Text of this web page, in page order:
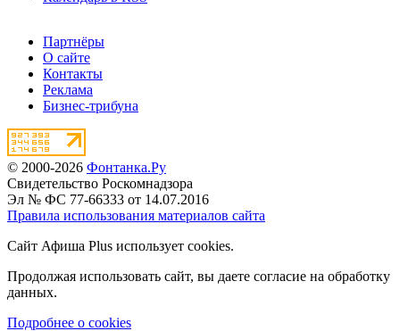
Партнёры
О сайте
Контакты
Реклама
Бизнес-трибуна
© 2000-2026 Фонтанка.Ру
Свидетельство Роскомнадзора
Эл № ФС 77-66333 от 14.07.2016
Правила использования материалов сайта
Сайт Афиша Plus использует cookies.
Продолжая использовать сайт, вы даете согласие на обработку
данных.
Подробнее о cookies